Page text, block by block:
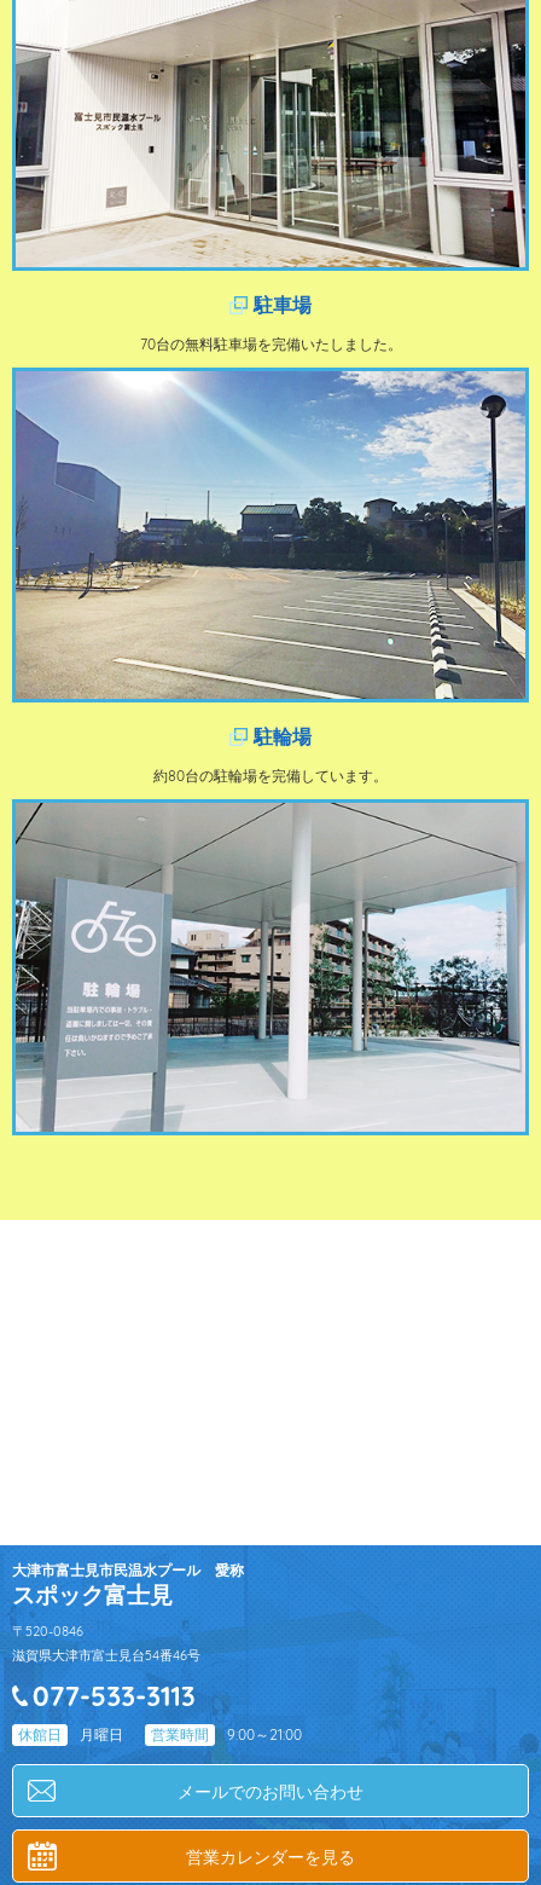
駐車場
70台の無料駐車場を完備いたしました。
駐輪場
約80台の駐輪場を完備しています。
大津市富士見市民温水プール 愛称
スポック富士見
〒520-0846
滋賀県大津市富士見台54番46号
休館日 月曜日 営業時間 9:00～21:00
メールでのお問い合わせ
営業カレンダーを見る